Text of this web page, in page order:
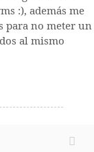
:), además me
para no meter un
al mismo